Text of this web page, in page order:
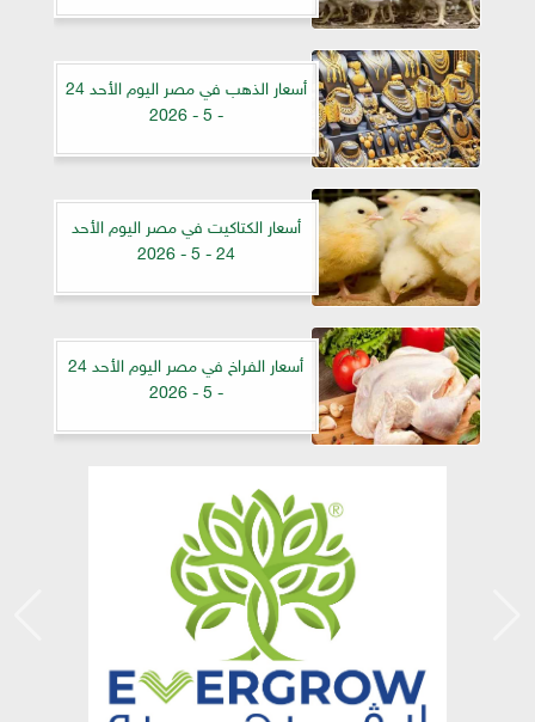
أسعار الذهب في مصر اليوم الأحد 24
- 5 - 2026
أسعار الكتاكيت في مصر اليوم الأحد
24 - 5 - 2026
أسعار الفراخ في مصر اليوم الأحد 24
- 5 - 2026